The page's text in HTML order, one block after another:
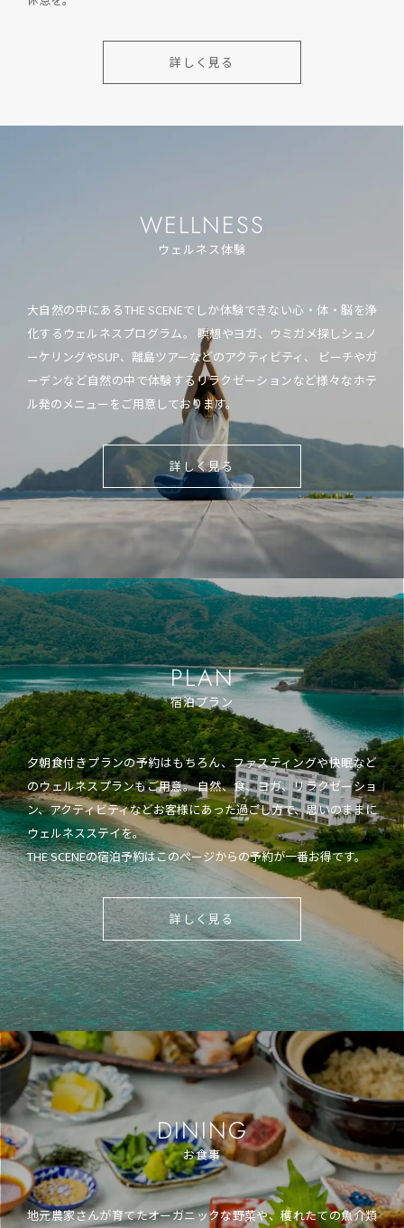
詳しく見る
WELLNESS
ウェルネス体験
大自然の中にあるTHE SCENEでしか体験できない心・体・脳を浄
化するウェルネスプログラム。 瞑想やヨガ、ウミガメ探しシュノ
ーケリングやSUP、離島ツアーなどのアクティビティ、 ビーチやガ
ーデンなど自然の中で体験するリラクゼーションなど様々なホテ
ル発のメニューをご用意しております。
詳しく見る
PLAN
宿泊プラン
夕朝食付きプランの予約はもちろん、ファスティングや快眠など
のウェルネスプランもご用意。 自然、食、ヨガ、リラクゼーショ
ン、アクティビティなどお客様にあった過ごし方で、思いのままに
ウェルネスステイを。
THE SCENEの宿泊予約はこのページからの予約が一番お得です。
詳しく見る
DINING
お食事
地元農家さんが育てたオーガニックな野菜や、穫れたての魚介類